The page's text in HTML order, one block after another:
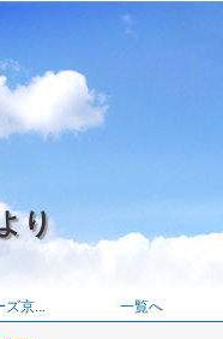
り
ズ京... 一覧へ